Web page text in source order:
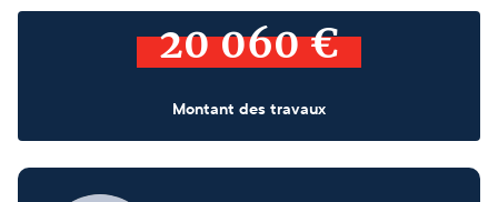
20 060 €
Montant des travaux